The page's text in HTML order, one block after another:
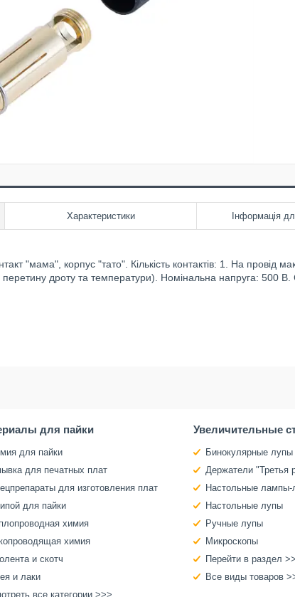
Характеристики Інформація
"мама", корпус "тато". Кількість контактів: 1. На провід
дроту та температури). Номінальна напруга: 500 В.
для пайки
для пайки
для печатных плат
для изготовления плат
для пайки
химия
химия
и скотч
и лаки
все категории >>>
Увеличительные
Бинокулярные лупы
Держатели "Третья
Настольные лампы-
Настольные лупы
Ручные лупы
Микроскопы
Перейти в раздел
Все виды товаров